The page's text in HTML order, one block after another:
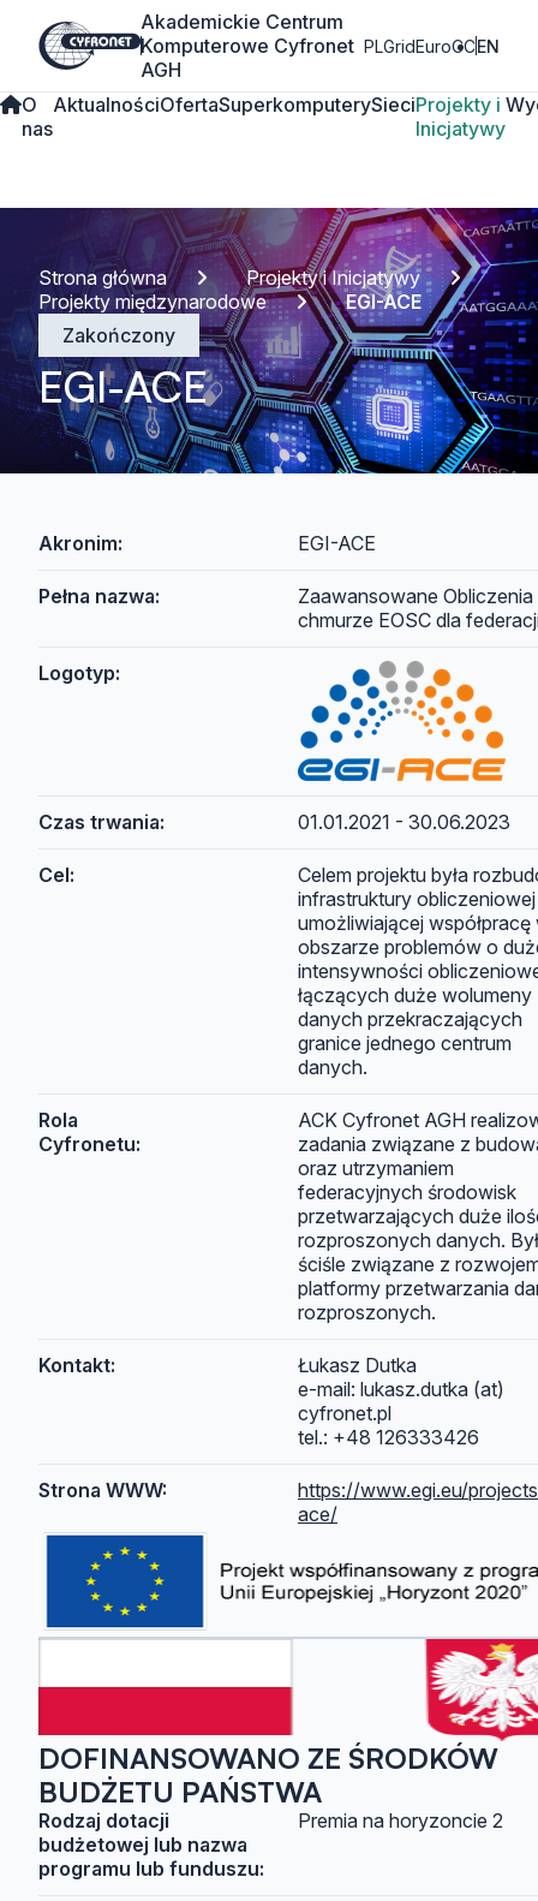
Akademickie Centrum
Komputerowe Cyfronet
AGH
PLGridEuroCCEN
O
nas
AktualnościOfertaSuperkomputerySieciProjekty i
Inicjatywy
Strona główna
Projekty i Inicjatywy
Projekty międzynarodowe
EGI-ACE
Zakończony
EGI-ACE
Akronim: EGI-ACE
Pełna nazwa:
Zaawansowane
chmurze EOSC dla
Logotyp:
Czas trwania: 01.01.2021 - 30.06.2023
Cel:
Celem projektu była
infrastruktury obliczeniowej
umożliwiającej współpracę
obszarze problemów o
intensywności
łączących duże wolumeny
danych przekraczających
granice jednego centrum
danych.
Rola
Cyfronetu:
ACK Cyfronet AGH
zadania związane z
oraz utrzymaniem
federacyjnych środowisk
przetwarzających duże
rozproszonych danych.
ściśle związane z
platformy przetwarzania
rozproszonych.
Kontakt:
Łukasz Dutka
e-mail: lukasz.dutka (at)
cyfronet.pl
tel.: +48 126333426
Strona WWW:
https://www.egi.eu/
ace/
DOFINANSOWANO ZE ŚRODKÓW
BUDŻETU PAŃSTWA
Rodzaj dotacji
budżetowej lub nazwa
programu lub funduszu:
Premia na horyzoncie 2